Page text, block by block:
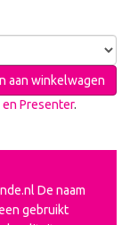
aan winkelwagen
Presenter.
De naam
gebruikt